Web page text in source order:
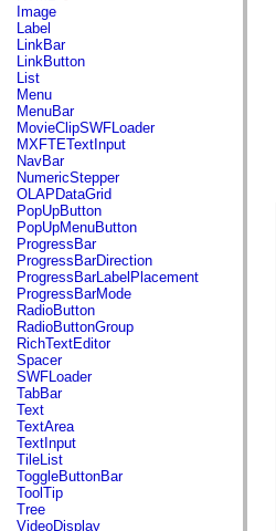
flash.media
flash.net
flash.net.dns
flash.net.drm
flash.notifications
flash.permissions
flash.printing
flash.profiler
flash.sampler
flash.security
flash.sensors
flash.system
flash.text
flash.text.engine
flash.text.ime
flash.ui
flash.utils
flash.xml
flashx.textLayout
flashx.textLayout.compose
flashx.textLayout.container
flashx.textLayout.conversion
flashx.textLayout.edit
flashx.textLayout.elements
flashx.textLayout.events
flashx.textLayout.factory
flashx.textLayout.formats
flashx.textLayout.operations
flashx.textLayout.utils
flashx.undo
mx.accessibility
mx.automation
Image
Label
LinkBar
LinkButton
List
Menu
MenuBar
MovieClipSWFLoader
MXFTETextInput
NavBar
NumericStepper
OLAPDataGrid
PopUpButton
PopUpMenuButton
ProgressBar
ProgressBarDirection
ProgressBarLabelPlacement
ProgressBarMode
RadioButton
RadioButtonGroup
RichTextEditor
Spacer
SWFLoader
TabBar
Text
TextArea
TextInput
TileList
ToggleButtonBar
ToolTip
Tree
VideoDisplay